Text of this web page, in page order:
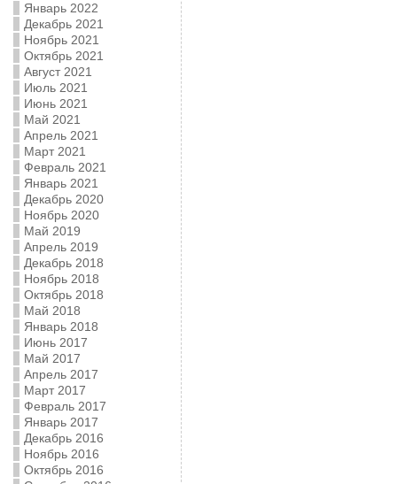
Январь 2022
Декабрь 2021
Ноябрь 2021
Октябрь 2021
Август 2021
Июль 2021
Июнь 2021
Май 2021
Апрель 2021
Март 2021
Февраль 2021
Январь 2021
Декабрь 2020
Ноябрь 2020
Май 2019
Апрель 2019
Декабрь 2018
Ноябрь 2018
Октябрь 2018
Май 2018
Январь 2018
Июнь 2017
Май 2017
Апрель 2017
Март 2017
Февраль 2017
Январь 2017
Декабрь 2016
Ноябрь 2016
Октябрь 2016